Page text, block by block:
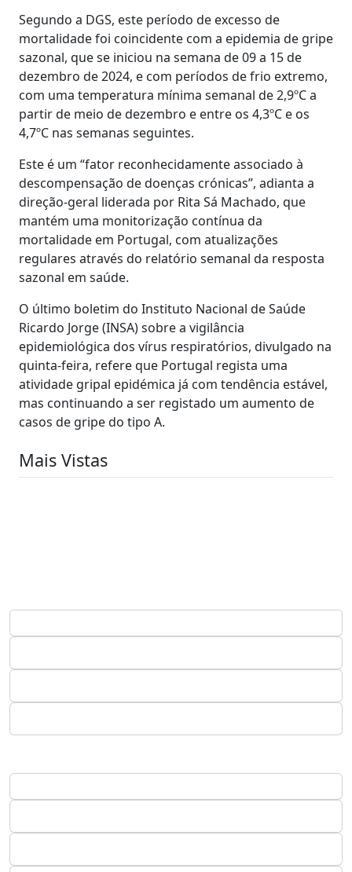
Segundo a DGS, este período de excesso de
mortalidade foi coincidente com a epidemia de gripe
sazonal, que se iniciou na semana de 09 a 15 de
dezembro de 2024, e com períodos de frio extremo,
com uma temperatura mínima semanal de 2,9ºC a
partir de meio de dezembro e entre os 4,3ºC e os
4,7ºC nas semanas seguintes.
Este é um “fator reconhecidamente associado à
descompensação de doenças crónicas”, adianta a
direção-geral liderada por Rita Sá Machado, que
mantém uma monitorização contínua da
mortalidade em Portugal, com atualizações
regulares através do relatório semanal da resposta
sazonal em saúde.
O último boletim do Instituto Nacional de Saúde
Ricardo Jorge (INSA) sobre a vigilância
epidemiológica dos vírus respiratórios, divulgado na
quinta-feira, refere que Portugal regista uma
atividade gripal epidémica já com tendência estável,
mas continuando a ser registado um aumento de
casos de gripe do tipo A.
Mais Vistas